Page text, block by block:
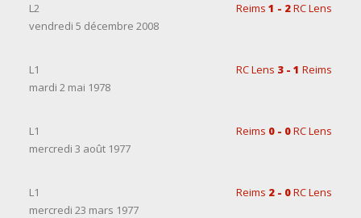
L2 Reims 1 - 2RC Lens
vendredi 5 décembre 2008
L1 RC Lens 3 - 1 Reims
mardi 2 mai 1978
L1 Reims 0 - 0RC Lens
mercredi 3 août 1977
L1 Reims 2 - 0RC Lens
mercredi 23 mars 1977